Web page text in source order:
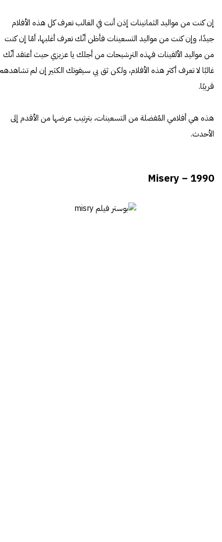
إن كنت من مواليد الثمانينات إذن أنت في الغالب تعرف كل هذه الأفلام
جيدًا، وإن كنت من مواليد التسعينات فأظن أنّك تعرف أغلبها، أمّا إن كنت
من مواليد الألفينات فهذه الترشيحات من أجلك يا عزيزي حيث أعتقد أنّك
غالبًا لا تعرف أكثر هذه الأفلام، ولكن ثق بي سيفوتك الكثير إن لم
قريبًا.
هذه هي أفلامي المُفضلة من التسعينات، بترتيب عرضها من الأقدم إلى
الأحدث.
Misery – 1990